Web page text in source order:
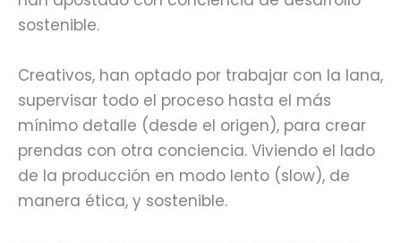
sostenible.
Creativos, han optado por trabajar con la lana,
supervisar todo el proceso hasta el más
mínimo detalle (desde el origen), para crear
prendas con otra conciencia. Viviendo el lado
de la producción en modo lento (slow), de
manera ética, y sostenible.